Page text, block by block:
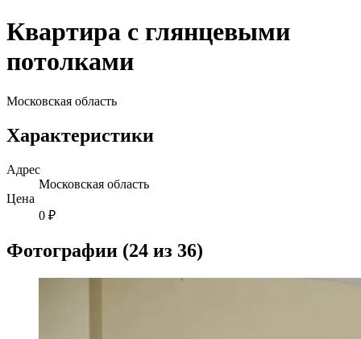
Квартира с глянцевыми
потолками
Московская область
Характеристики
Адрес
Московская область
Цена
0 ₽
Фотографии (24 из 36)